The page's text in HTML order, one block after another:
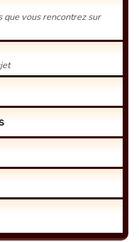
que vous rencontrez sur